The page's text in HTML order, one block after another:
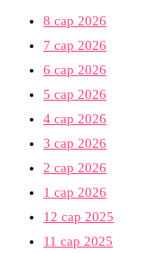
8 сар 2026
7 сар 2026
6 сар 2026
5 сар 2026
4 сар 2026
3 сар 2026
2 сар 2026
1 сар 2026
12 сар 2025
11 сар 2025